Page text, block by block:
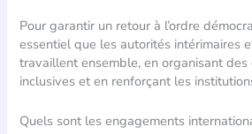
Pour garantir un retour à l’ordre
essentiel que les autorités intérimaires
travaillent ensemble, en organisant
inclusives et en renforçant les
Quels sont les engagements